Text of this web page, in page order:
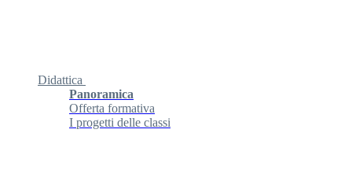
Didattica
Panoramica
Offerta formativa
I progetti delle classi